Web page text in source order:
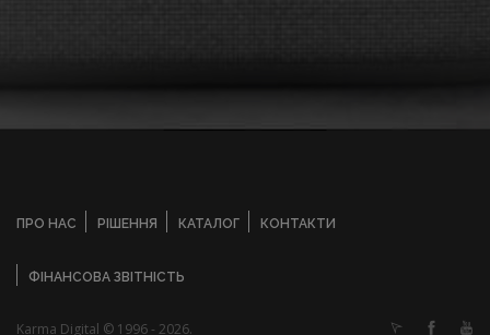
ПРО НАС РІШЕННЯ КАТАЛОГ КОНТАКТИ
ФІНАНСОВА ЗВІТНІСТЬ
Karma Digital © 1996 - 2026.